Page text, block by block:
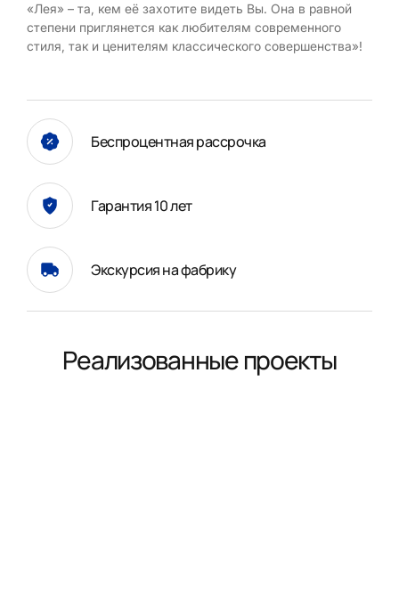
«Лея» – та, кем её захотите видеть Вы. Она в равной
степени приглянется как любителям современного
стиля, так и ценителям классического совершенства»!
Беспроцентная рассрочка
Гарантия 10 лет
Экскурсия на фабрику
Реализованные проекты